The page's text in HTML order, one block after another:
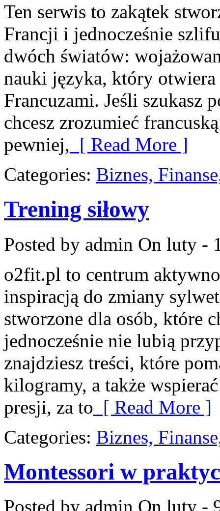
Ten serwis to zakątek
Francji i jednocześnie
dwóch światów:
nauki języka, który
Francuzami. Jeśli szukasz
chcesz zrozumieć
pewniej, [ Read More ]
Categories: Biznes,
Trening siłowy
Posted by admin On luty -
o2fit.pl to centrum
inspiracją do zmiany
stworzone dla osób, które
jednocześnie nie lubią
znajdziesz treści, które
kilogramy, a także
presji, za to [ Read More ]
Categories: Biznes,
Montessori w
Posted by admin On luty -